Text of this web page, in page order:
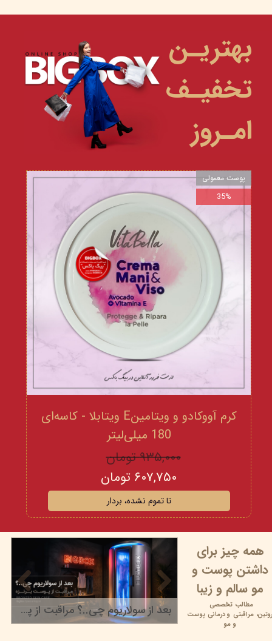
بهتریـن
تخفیـف
امـروز
کرم آووکادو و ویتامینE ویتابلا - کاسه‌ای
180 میلی‌لیتر
۹۳۵,۰۰۰ تومان
۶۰۷,۷۵۰ تومان
تا تموم نشده، بردار
پوست معمولی
35%
بعد از سولاریوم چی..؟ مراقبت از پوست برنزه
همه چیز برای
داشتن پوست و
مو سالم و زیبا
روتین،مراقبتی ودرمانی پوست
و مو